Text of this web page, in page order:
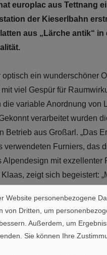
europlac aus Tettnang
der Kieserlbahn
aus „Lärche antik“
optisch ein wunderschöner
mit viel Gespür für
die variable Anordnung von
verarbeitet wurden
Betrieb aus Großarl. „Das
verwendeten Furniers, das
Alpendesign mit exzellenter
Klaas, zeigt sich begeistert:
IFN/DS
+ Natur (IFN)
Website personenbezogene
von Dritten, um
Außerdem, um
Sie können Ihre